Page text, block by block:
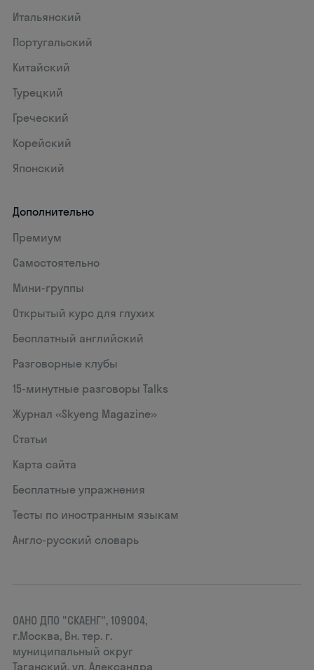
Итальянский
Португальский
Китайский
Турецкий
Греческий
Корейский
Японский
Дополнительно
Премиум
Самостоятельно
Мини-группы
Открытый курс для глухих
Бесплатный английский
Разговорные клубы
15‑минутные разговоры Talks
Журнал «Skyeng Magazine»
Статьи
Карта сайта
Бесплатные упражнения
Тесты по иностранным языкам
Англо-русский словарь
ОАНО ДПО "СКАЕНГ", 109004,
г.Москва, Вн. тер. г.
муниципальный округ
Таганский, ул. Александра